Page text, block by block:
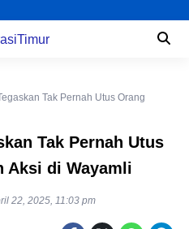
Tak Pernah Utus Orang
Tak Pernah Utus
Aksi di Wayamli
22, 2025, 11:03 pm